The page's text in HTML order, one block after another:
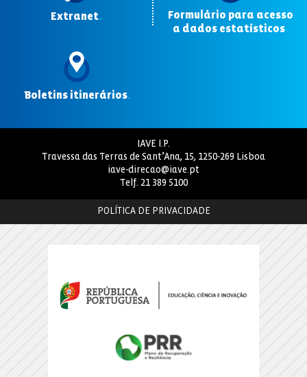
Extranet.
Formulário para acesso
a dados estatísticos
Boletins itinerários.
IAVE I.P.
Travessa das Terras de Sant’Ana, 15, 1250-269 Lisboa
iave-direcao@iave.pt
Telf. 21 389 5100
POLÍTICA DE PRIVACIDADE